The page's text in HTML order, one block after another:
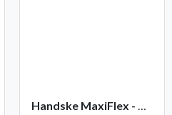
Handske MaxiFlex - Ultimate